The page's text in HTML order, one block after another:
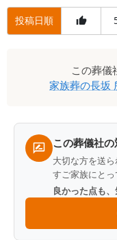
投稿日順
この葬儀
家族葬の長坂
この葬儀社
大切な方を送
すご家族にとっ
良かった点も